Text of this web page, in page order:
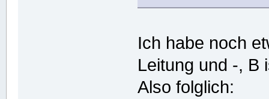
Ich habe noch
Leitung und -, B
Also folglich: